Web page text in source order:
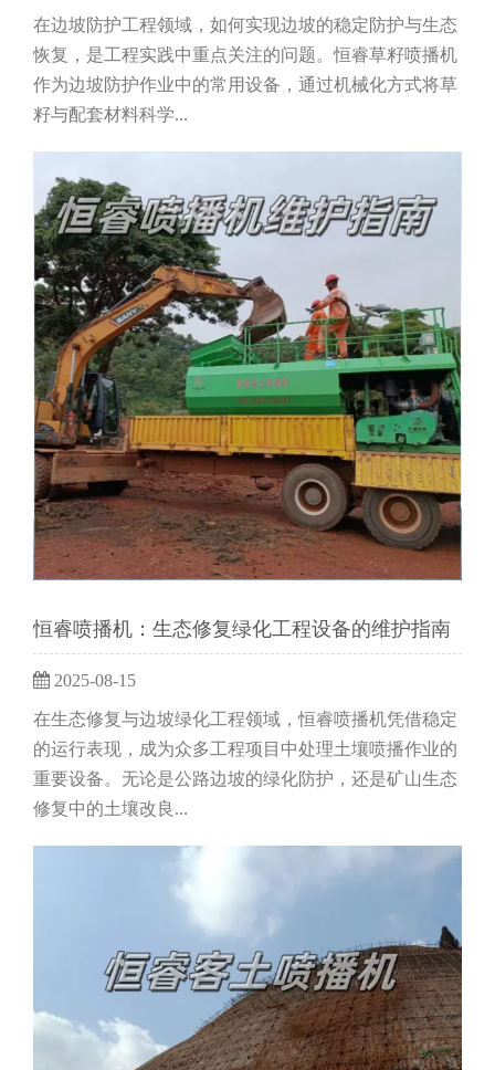
在边坡防护工程领域，如何实现边坡的稳定防护与生态
恢复，是工程实践中重点关注的问题。恒睿草籽喷播机
作为边坡防护作业中的常用设备，通过机械化方式将草
籽与配套材料科学...
恒睿喷播机：生态修复绿化工程设备的维护指南
2025-08-15
在生态修复与边坡绿化工程领域，恒睿喷播机凭借稳定
的运行表现，成为众多工程项目中处理土壤喷播作业的
重要设备。无论是公路边坡的绿化防护，还是矿山生态
修复中的土壤改良...